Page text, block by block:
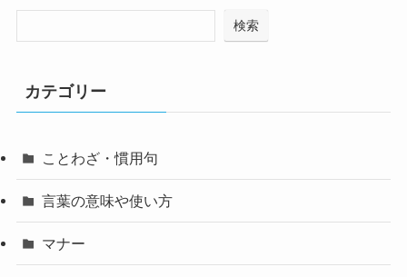
検索
カテゴリー
ことわざ・慣用句
言葉の意味や使い方
マナー